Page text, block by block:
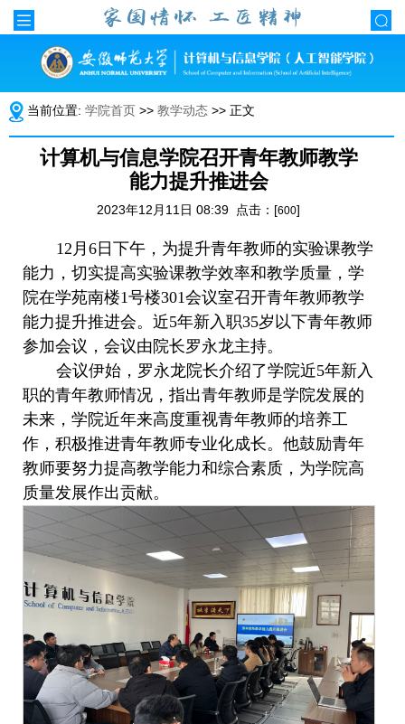
当前位置: 学院首页 >> 教学动态 >> 正文
计算机与信息学院召开青年教师教学
能力提升推进会
2023年12月11日 08:39 点击：[600]
12 月 6 日下午 ， 为提升青年教师的实验课教学
能力，切实提高实验课教学效率和教学质量， 学
院在学苑南楼1号楼301会议室召开青年教师教学
能力提升推进会。近5年新入职35岁以下青年教师
参加会议，会议由院长罗永龙主持。
会议伊始，罗永龙院长介绍了学院近5年新入
职的青年教师情况，指出青年教师是学院发展的
未来，学院近年来高度重视青年教师的培养工
作，积极推进青年教师专业化成长。他鼓励青年
教师要努力提高教学能力和综合素质，为学院高
质量发展作出贡献。